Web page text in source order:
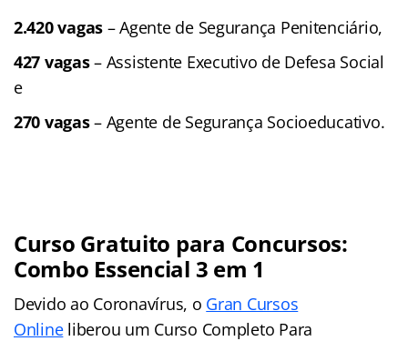
2.420 vagas – Agente de Segurança Penitenciário,
427 vagas– Assistente Executivo de Defesa Social
e
270 vagas– Agente de Segurança Socioeducativo.
Curso Gratuito para Concursos:
Combo Essencial 3 em 1
Devido ao Coronavírus, o Gran Cursos
Onlineliberou um Curso Completo Para